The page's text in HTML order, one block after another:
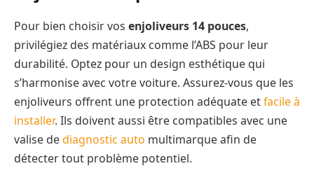
Pour bien choisir vos enjoliveurs 14 pouces,
privilégiez des matériaux comme l’ABS pour leur
durabilité. Optez pour un design esthétique qui
s’harmonise avec votre voiture. Assurez-vous que les
enjoliveurs offrent une protection adéquate etfacile à
installer. Ils doivent aussi être compatibles avec une
valise dediagnostic auto multimarque afin de
détecter tout problème potentiel.